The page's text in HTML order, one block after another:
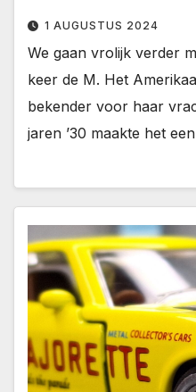
1 AUGUSTUS 2024
We gaan vrolijk verder
keer de M. Het
bekender voor haar
jaren ’30 maakte het